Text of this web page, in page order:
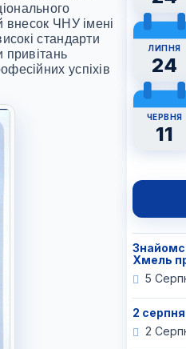
внесок ЧНУ імені
стандарти
привітань
успіхів
ЛИПНЯ
24
ЧЕРВНЯ
11
Хмель
5
2
2